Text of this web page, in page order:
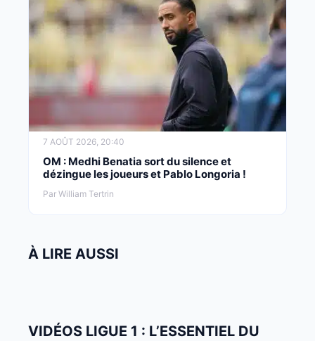
7 AOÛT 2026, 20:40
OM : Medhi Benatia sort du silence et
dézingue les joueurs et Pablo Longoria !
Par William Tertrin
À LIRE AUSSI
VIDÉOS LIGUE 1 : L’ESSENTIEL DU